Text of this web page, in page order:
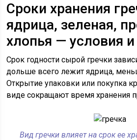
Сроки хранения
ядрица, зеленая,
хлопья — условия и
Срок годности сырой гречки
дольше всего лежит ядрица,
Открытие упаковки или покупка
виде сокращают время хранения
Вид гречки влияет на срок ее